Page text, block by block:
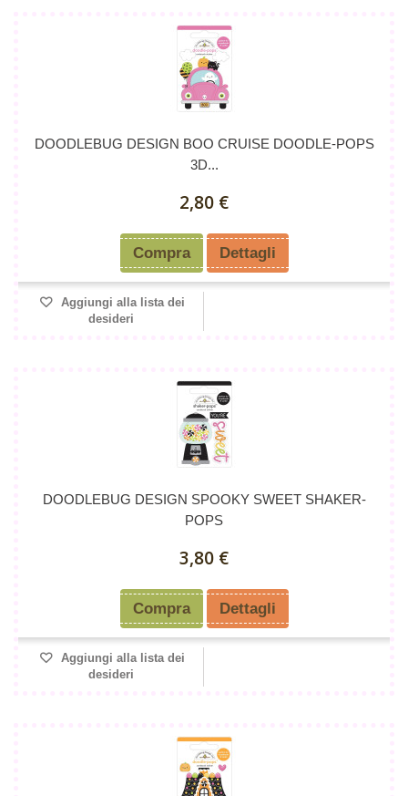
DOODLEBUG DESIGN BOO CRUISE DOODLE-POPS
3D...
2,80 €
Compra Dettagli
Aggiungi alla lista dei
desideri
DOODLEBUG DESIGN SPOOKY SWEET SHAKER-
POPS
3,80 €
Compra Dettagli
Aggiungi alla lista dei
desideri